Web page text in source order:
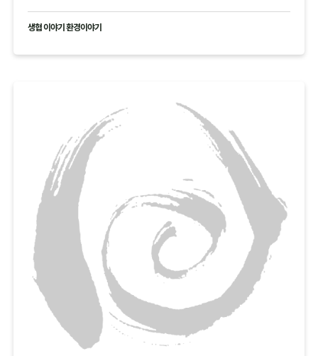
생협 이야기 환경이야기